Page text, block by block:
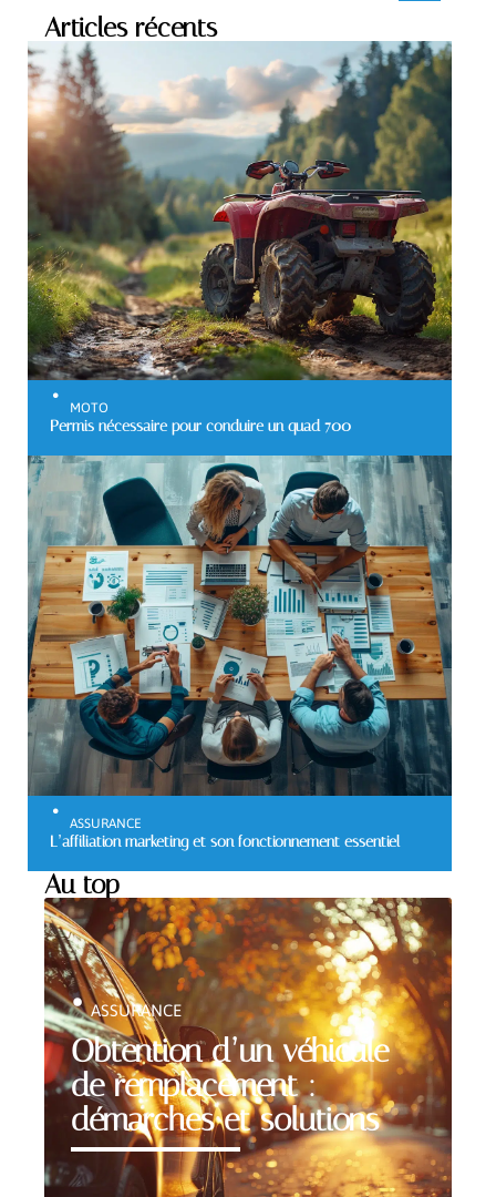
Articles récents
MOTO
Permis nécessaire pour conduire un quad 700
ASSURANCE
L’affiliation marketing et son fonctionnement essentiel
Au top
Obtention d’un véhicule
de remplacement :
démarches et solutions
ASSURANCE